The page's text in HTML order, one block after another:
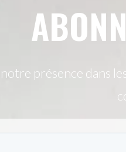
présence dans